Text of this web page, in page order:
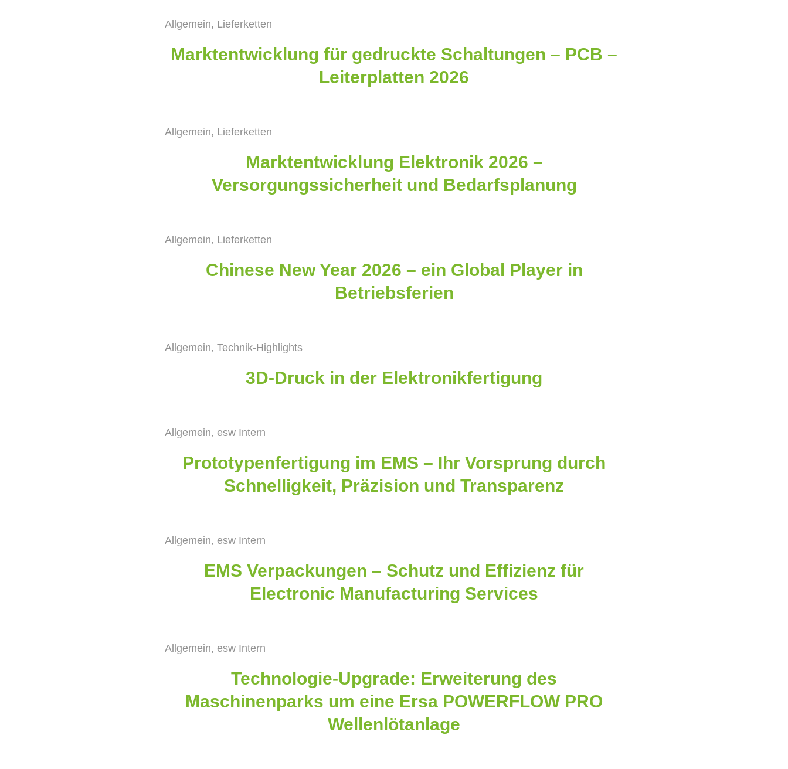
Allgemein, Lieferketten
Marktentwicklung für gedruckte Schaltungen – PCB –
Leiterplatten 2026
Allgemein, Lieferketten
Marktentwicklung Elektronik 2026 –
Versorgungssicherheit und Bedarfsplanung
Allgemein, Lieferketten
Chinese New Year 2026 – ein Global Player in
Betriebsferien
Allgemein, Technik-Highlights
3D-Druck in der Elektronikfertigung
Allgemein, esw Intern
Prototypenfertigung im EMS – Ihr Vorsprung durch
Schnelligkeit, Präzision und Transparenz
Allgemein, esw Intern
EMS Verpackungen – Schutz und Effizienz für
Electronic Manufacturing Services
Allgemein, esw Intern
Technologie-Upgrade: Erweiterung des
Maschinenparks um eine Ersa POWERFLOW PRO
Wellenlötanlage